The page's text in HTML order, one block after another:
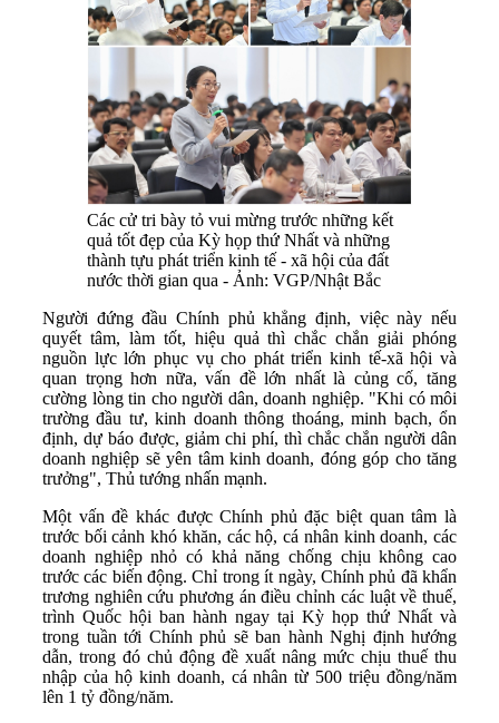
Các cử tri bày tỏ vui mừng trước những kết
quả tốt đẹp của Kỳ họp thứ Nhất và những
thành tựu phát triển kinh tế - xã hội của đất
nước thời gian qua - Ảnh: VGP/Nhật Bắc
Người đứng đầu Chính phủ khẳng định, việc này nếu
quyết tâm, làm tốt, hiệu quả thì chắc chắn giải phóng
nguồn lực lớn phục vụ cho phát triển kinh tế-xã hội và
quan trọng hơn nữa, vấn đề lớn nhất là củng cố, tăng
cường lòng tin cho người dân, doanh nghiệp. "Khi có môi
trường đầu tư, kinh doanh thông thoáng, minh bạch, ổn
định, dự báo được, giảm chi phí, thì chắc chắn người dân
doanh nghiệp sẽ yên tâm kinh doanh, đóng góp cho tăng
trưởng", Thủ tướng nhấn mạnh.
Một vấn đề khác được Chính phủ đặc biệt quan tâm là
trước bối cảnh khó khăn, các hộ, cá nhân kinh doanh, các
doanh nghiệp nhỏ có khả năng chống chịu không cao
trước các biến động. Chỉ trong ít ngày, Chính phủ đã khẩn
trương nghiên cứu phương án điều chỉnh các luật về thuế,
trình Quốc hội ban hành ngay tại Kỳ họp thứ Nhất và
trong tuần tới Chính phủ sẽ ban hành Nghị định hướng
dẫn, trong đó chủ động đề xuất nâng mức chịu thuế thu
nhập của hộ kinh doanh, cá nhân từ 500 triệu đồng/năm
lên 1 tỷ đồng/năm.